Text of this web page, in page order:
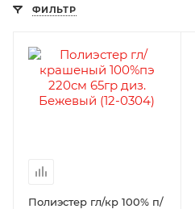
ФИЛЬТР
Полиэстер гл/кр 100% п/